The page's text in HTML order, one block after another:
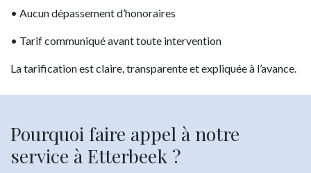
• Aucun dépassement d’honoraires
• Tarif communiqué avant toute intervention
La tarification est claire, transparente et expliquée à l’avance.
Pourquoi faire appel à notre
service à Etterbeek ?